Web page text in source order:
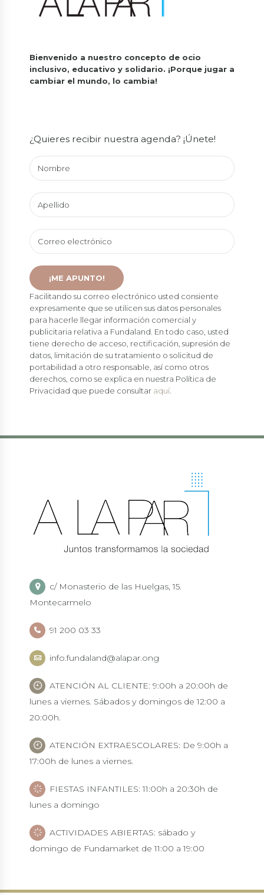
Bienvenido a nuestro concepto de ocio
inclusivo, educativo y solidario. ¡Porque jugar a
cambiar el mundo, lo cambia!
¿Quieres recibir nuestra agenda? ¡Únete!
Facilitando su correo electrónico usted consiente
expresamente que se utilicen sus datos personales
para hacerle llegar información comercial y
publicitaria relativa a Fundaland. En todo caso, usted
tiene derecho de acceso, rectificación, supresión de
datos, limitación de su tratamiento o solicitud de
portabilidad a otro responsable, así como otros
derechos, como se explica en nuestra Política de
Privacidad que puede consultar aquí
c/ Monasterio de las Huelgas, 15.
Montecarmelo
91 200 03 33
info.fundaland@alapar.ong
ATENCIÓN AL CLIENTE: 9:00h a 20:00h de
lunes a viernes. Sábados y domingos de 12:00 a
20:00h.
ATENCIÓN EXTRAESCOLARES: De 9:00h a
17:00h de lunes a viernes.
FIESTAS INFANTILES: 11:00h a 20:30h de
lunes a domingo
ACTIVIDADES ABIERTAS: sábado y
domingo de Fundamarket de 11:00 a 19:00